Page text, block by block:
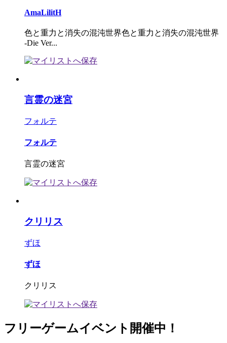
AmaLilitH
色と重力と消失の混沌世界色と重力と消失の混沌世界
-Die Ver...
言霊の迷宮
フォルテ
フォルテ
言霊の迷宮
クリリス
ずほ
ずほ
クリリス
フリーゲームイベント開催中！